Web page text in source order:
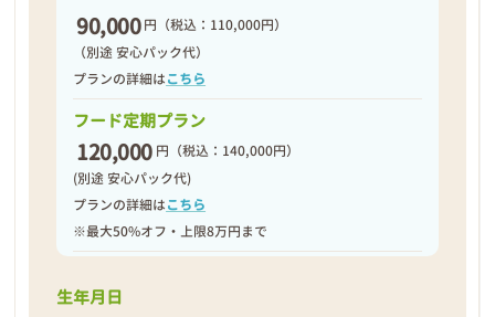
90,000 円 （税込：110,000円）
（別途 安心パック代）
プランの詳細はこちら
フード定期プラン
120,000 円 （税込：140,000円）
(別途 安心パック代)
プランの詳細はこちら
※最大50%オフ・上限8万円まで
生年月日